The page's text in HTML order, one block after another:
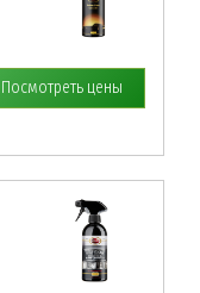
Посмотреть цены